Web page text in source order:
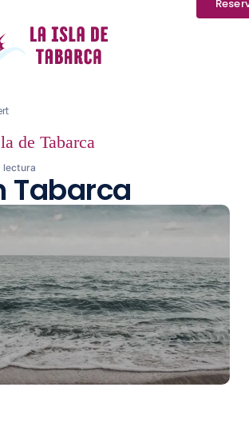
de Tabarca
lectura
Tabarca